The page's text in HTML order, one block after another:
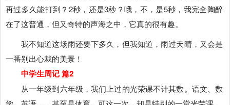
再过多久能打到？2秒，还是3秒？哦，不，是5秒，我完全陶醉
在了这普通，但又奇特的声海之中，它真的很有趣。
我不知道这场雨还要下多久，但我知道，雨过天晴，又会是
一番别出心裁的美景！
中学生周记 篇2
从一年级到六年级，我们上过的光荣课不计其数。语文、数